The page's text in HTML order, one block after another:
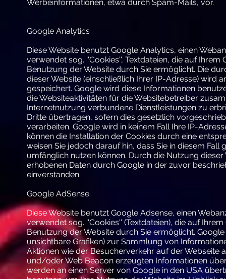
Werbeinformationen, etwa durch Spam-Mails, vor.
Google Analytics
Diese Website benutzt Google Analytics, einen
verwendet sog. ''Cookies'', Textdateien, die auf
Benutzung der Website durch Sie ermöglicht. Die
dieser Website (einschließlich Ihrer IP-Adresse) wird
gespeichert. Google wird diese Informationen
die Websiteaktivitäten für die Websitebetreiber
Internetnutzung verbundene Dienstleistungen zu
Dritte übertragen, sofern dies gesetzlich
verarbeiten. Google wird in keinem Fall Ihre IP-
können die Installation der Cookies durch eine
weisen Sie jedoch darauf hin, dass Sie in diesem
umfänglich nutzen können. Durch die Nutzung
erhobenen Daten durch Google in der zuvor
einverstanden.
Google AdSense
Diese Website benutzt Google Adsense, einen
verwendet sog. ''Cookies'' (Textdateien), die auf
Benutzung der Website durch Sie ermöglicht.
unsichtbare Grafiken) zur Sammlung von
Aktionen wie der Besucherverkehr auf der Webseite
und/oder Web Beacon erzeugten Informationen
werden an einen Server von Google in den USA